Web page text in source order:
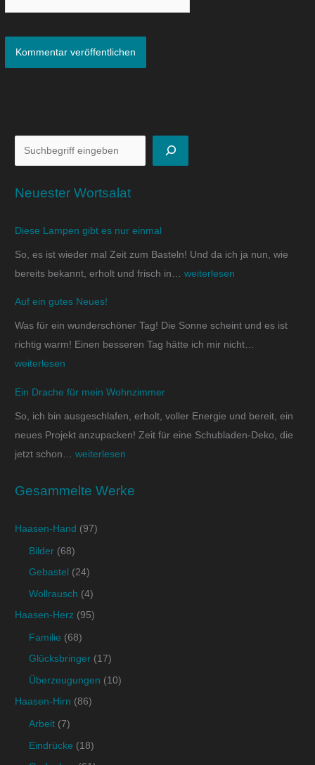
Neuester Wortsalat
Diese Lampen gibt es nur einmal
So, es ist wieder mal Zeit zum Basteln! Und da ich ja nun, wie
bereits bekannt, erholt und frisch in…weiterlesen
Auf ein gutes Neues!
Was für ein wunderschöner Tag! Die Sonne scheint und es ist
richtig warm! Einen besseren Tag hätte ich mir nicht…
weiterlesen
Ein Drache für mein Wohnzimmer
So, ich bin ausgeschlafen, erholt, voller Energie und bereit, ein
neues Projekt anzupacken! Zeit für eine Schubladen-Deko, die
jetzt schon…weiterlesen
Gesammelte Werke
Haasen-Hand (97)
Bilder (68)
Gebastel (24)
Wollrausch (4)
Haasen-Herz (95)
Familie (68)
Glücksbringer (17)
Überzeugungen (10)
Haasen-Hirn (86)
Arbeit (7)
Eindrücke (18)